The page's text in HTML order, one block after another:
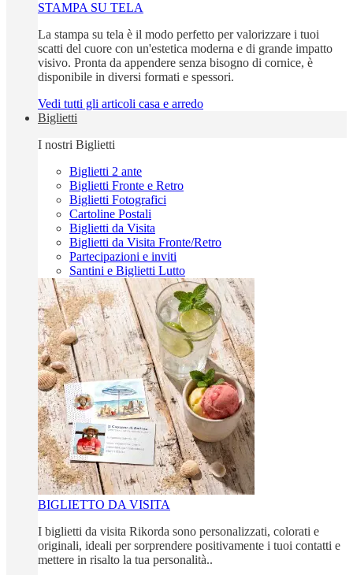
STAMPA SU TELA
La stampa su tela è il modo perfetto per valorizzare i tuoi
scatti del cuore con un'estetica moderna e di grande impatto
visivo. Pronta da appendere senza bisogno di cornice, è
disponibile in diversi formati e spessori.
Vedi tutti gli articoli casa e arredo
Biglietti
I nostri Biglietti
Biglietti 2 ante
Biglietti Fronte e Retro
Biglietti Fotografici
Cartoline Postali
Biglietti da Visita
Biglietti da Visita Fronte/Retro
Partecipazioni e inviti
Santini e Biglietti Lutto
BIGLIETTO DA VISITA
I biglietti da visita Rikorda sono personalizzati, colorati e
originali, ideali per sorprendere positivamente i tuoi contatti e
mettere in risalto la tua personalità..